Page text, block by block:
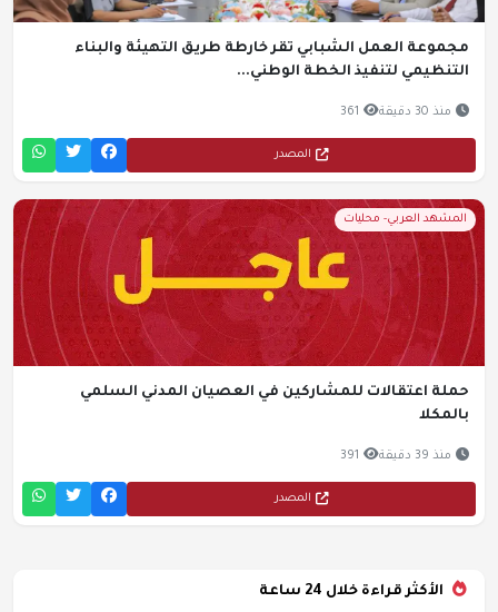
مجموعة العمل الشبابي تقر خارطة طريق التهيئة والبناء
التنظيمي لتنفيذ الخطة الوطني...
منذ 30 دقيقة 361
المصدر
المشهد العربي- محليات
حملة اعتقالات للمشاركين في العصيان المدني السلمي
بالمكلا
منذ 39 دقيقة 391
المصدر
الأكثر قراءة خلال 24 ساعة